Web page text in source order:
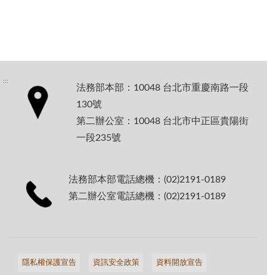
:::
法務部本部：10048 台北市重慶南路一段
130號
第二辦公室：10048 台北市中正區貴陽街
一段235號
法務部本部電話總機：(02)2191-0189
第二辦公室電話總機：(02)2191-0189
隱私權保護宣告 資訊安全政策 資料開放宣告